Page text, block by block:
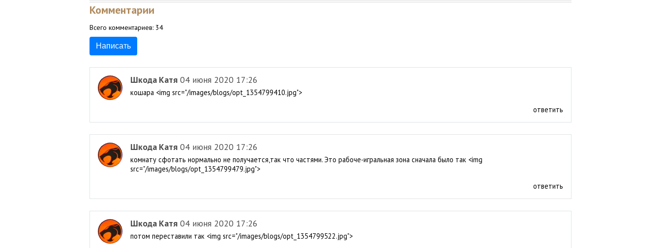
Комментарии
Всего комментариев: 34
Написать
Шкода Катя 04 июня 2020 17:26
кошара <img src="/images/blogs/opt_1354799410.jpg">
ответить
Шкода Катя 04 июня 2020 17:26
комнату сфотать нормально не получается,так что частями. Это рабоче-игральная зона сначала было так <img
src="/images/blogs/opt_1354799479.jpg">
ответить
Шкода Катя 04 июня 2020 17:26
потом переставили так <img src="/images/blogs/opt_1354799522.jpg">